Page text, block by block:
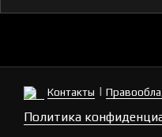
Контакты |
Политика